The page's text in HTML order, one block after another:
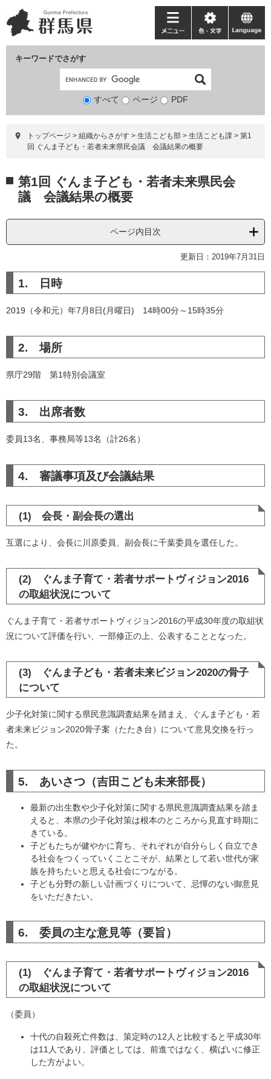
ー
ジ
ニ
ュ
て
キーワードでさがす
検
象
すべて ページ PDF
メ
ニ
ー
色・
文
language
トップページ > 組織からさがす > 生活こども部 > 生活こども課 > 第1
回 ぐんま子ども・若者未来県民会議 会議結果の概要
文 第1回 ぐんま子ども・若者未来県民会
議 会議結果の概要
ページ内目次
更新日：2019年7月31日
1. 日時
2019（令和元）年7月8日(月曜日) 14時00分～15時35分
2. 場所
県庁29階 第1特別会議室
3. 出席者数
委員13名、事務局等13名（計26名）
4. 審議事項及び会議結果
(1) 会長・副会長の選出
互選により、会長に川原委員、副会長に千葉委員を選任した。
(2) ぐんま子育て・若者サポートヴィジョン2016
の取組状況について
ぐんま子育て・若者サポートヴィジョン2016の平成30年度の取組状
況について評価を行い、一部修正の上、公表することとなった。
(3) ぐんま子ども・若者未来ビジョン2020の骨子
について
少子化対策に関する県民意識調査結果を踏まえ、ぐんま子ども・若
者未来ビジョン2020骨子案（たたき台）について意見交換を行っ
た。
5. あいさつ（吉田こども未来部長）
最新の出生数や少子化対策に関する県民意識調査結果を踏ま
えると、本県の少子化対策は根本のところから見直す時期に
きている。
子どもたちが健やかに育ち、それぞれが自分らしく自立でき
る社会をつくっていくことこそが、結果として若い世代が家
族を持ちたいと思える社会につながる。
子ども分野の新しい計画づくりについて、忌憚のない御意見
をいただきたい。
6. 委員の主な意見等（要旨）
(1) ぐんま子育て・若者サポートヴィジョン2016
の取組状況について
（委員）
十代の自殺死亡件数は、策定時の12人と比較すると平成30年
は11人であり、評価としては、前進ではなく、横ばいに修正
した方がよい。